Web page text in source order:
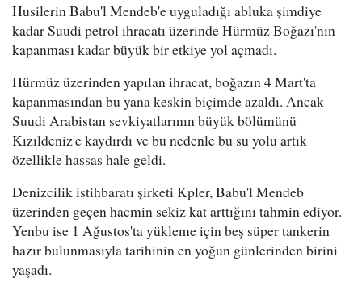
Husilerin Babu'l Mendeb'e uyguladığı abluka şimdiye
kadar Suudi petrol ihracatı üzerinde Hürmüz Boğazı'nın
kapanması kadar büyük bir etkiye yol açmadı.
Hürmüz üzerinden yapılan ihracat, boğazın 4 Mart'ta
kapanmasından bu yana keskin biçimde azaldı. Ancak
Suudi Arabistan sevkiyatlarının büyük bölümünü
Kızıldeniz'e kaydırdı ve bu nedenle bu su yolu artık
özellikle hassas hale geldi.
Denizcilik istihbaratı şirketi Kpler, Babu'l Mendeb
üzerinden geçen hacmin sekiz kat arttığını tahmin ediyor.
Yenbu ise 1 Ağustos'ta yükleme için beş süper tankerin
hazır bulunmasıyla tarihinin en yoğun günlerinden birini
yaşadı.